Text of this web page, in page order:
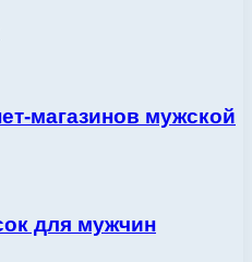
магазинов мужской
для мужчин